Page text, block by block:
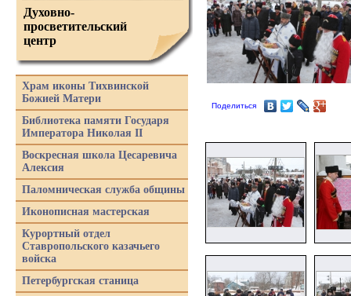
Поделиться
Духовно-
просветительский
центр
Храм иконы Тихвинской
Божией Матери
Библиотека памяти Государя
Императора Николая II
Воскресная школа Цесаревича
Алексия
Паломническая служба общины
Иконописная мастерская
Курортный отдел
Ставропольского казачьего
войска
Петербургская станица